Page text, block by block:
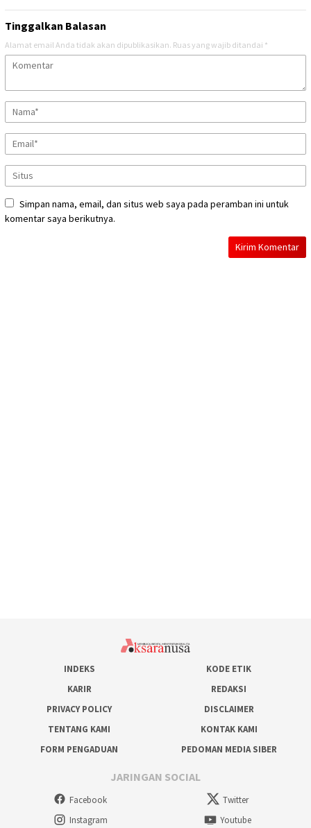
Tinggalkan Balasan
Alamat email Anda tidak akan dipublikasikan. Ruas yang wajib ditandai *
Simpan nama, email, dan situs web saya pada peramban ini untuk
komentar saya berikutnya.
INDEKS
KODE ETIK
KARIR
REDAKSI
PRIVACY POLICY
DISCLAIMER
TENTANG KAMI
KONTAK KAMI
FORM PENGADUAN
PEDOMAN MEDIA SIBER
JARINGAN SOCIAL
Facebook
Twitter
Instagram
Youtube